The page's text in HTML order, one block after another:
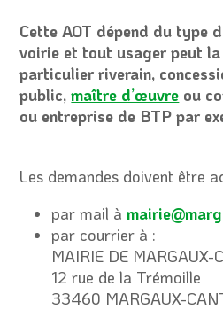
Cette AOT dépend du type
voirie et tout usager peut la
particulier riverain,
public,maître d’œuvre ou
ou entreprise de BTP par
Les demandes doivent être
par mail à
par courrier à :
MAIRIE DE MARGAUX-
12 rue de la Trémoille
33460 MARGAUX-